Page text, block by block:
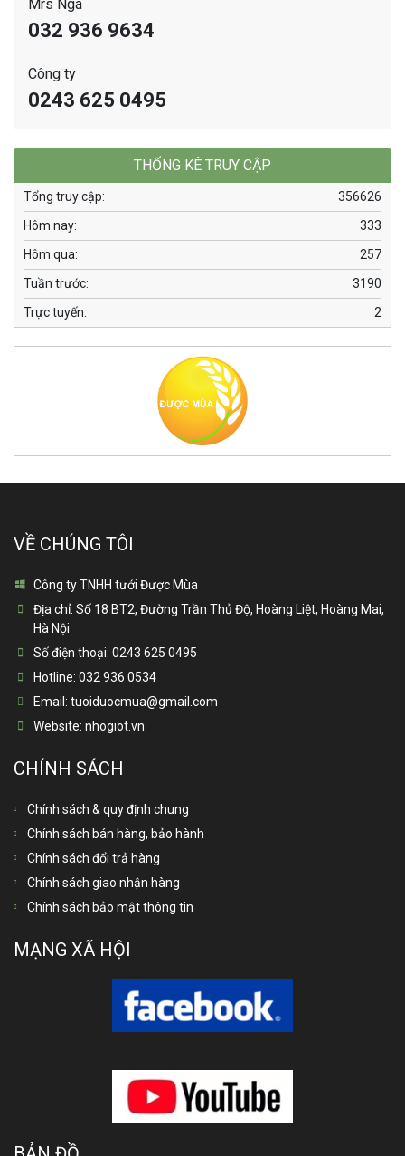
Mrs Nga
032 936 9634
Công ty
0243 625 0495
THỐNG KÊ TRUY CẬP
356626
Tổng truy cập:
333
Hôm nay:
257
Hôm qua:
3190
Tuần trước:
2
Trực tuyến:
VỀ CHÚNG TÔI
Công ty TNHH tưới Được Mùa
Địa chỉ: Số 18 BT2, Đường Trần Thủ Độ, Hoàng Liệt, Hoàng Mai,
Hà Nội
Số điện thoại: 0243 625 0495
Hotline: 032 936 0534
Email: tuoiduocmua@gmail.com
Website: nhogiot.vn
CHÍNH SÁCH
Chính sách & quy định chung
Chính sách bán hàng, bảo hành
Chính sách đổi trả hàng
Chính sách giao nhận hàng
Chính sách bảo mật thông tin
MẠNG XÃ HỘI